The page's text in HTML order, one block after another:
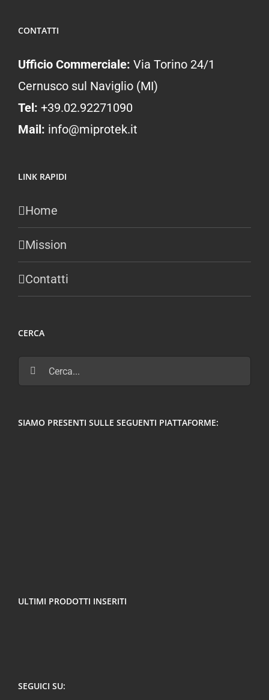
CONTATTI
Ufficio Commerciale: Via Torino 24/1
Cernusco sul Naviglio (MI)
Tel: +39.02.92271090
Mail: info@miprotek.it
LINK RAPIDI
Home
Mission
Contatti
CERCA
Cerca
per:
SIAMO PRESENTI SULLE SEGUENTI PIATTAFORME:
ULTIMI PRODOTTI INSERITI
SEGUICI SU: